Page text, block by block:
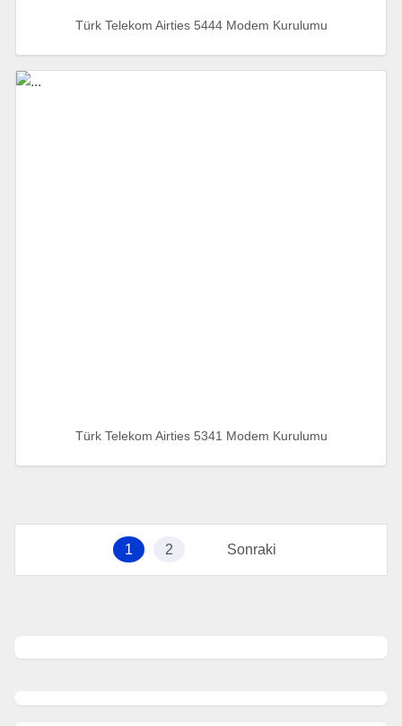
Türk Telekom Airties 5444 Modem Kurulumu
Türk Telekom Airties 5341 Modem Kurulumu
1 2 Sonraki